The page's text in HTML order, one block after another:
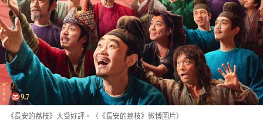
《長安的荔枝》大受好評。（《長安的荔枝》微博圖片）